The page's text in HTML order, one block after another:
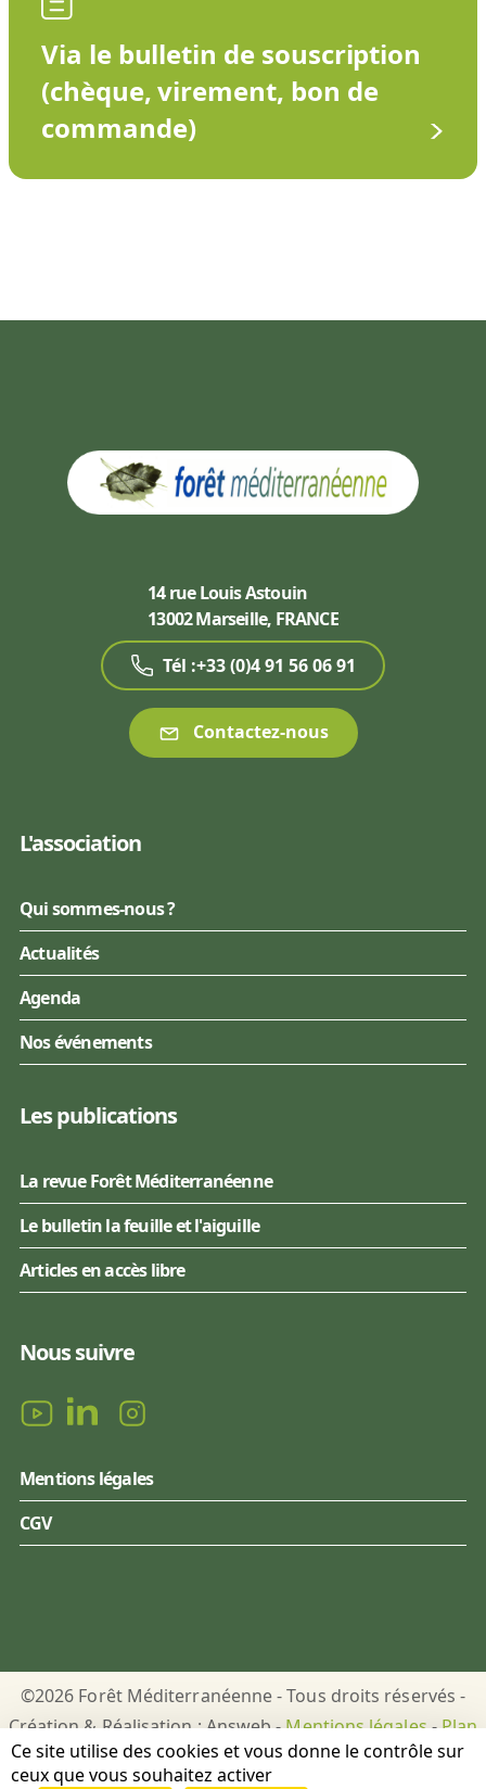
Via le bulletin de souscription
(chèque, virement, bon de
commande)
14 rue Louis Astouin
13002 Marseille, FRANCE
Tél :+33 (0)4 91 56 06 91
Contactez-nous
L'association
Qui sommes-nous ?
Actualités
Agenda
Nos événements
Les publications
La revue Forêt Méditerranéenne
Le bulletin la feuille et l'aiguille
Articles en accès libre
Nous suivre
Mentions légales
CGV
©2026 Forêt Méditerranéenne - Tous droits réservés -
Création & Réalisation : Answeb -Mentions légales-Plan
du site-Gestion des cookies
Ce site utilise des cookies et vous donne le contrôle sur
ceux que vous souhaitez activer